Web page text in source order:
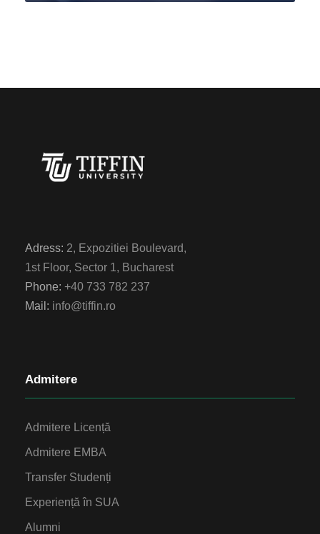
Adress: 2, Expozitiei Boulevard,
1st Floor, Sector 1, Bucharest
Phone: +40 733 782 237
Mail: info@tiffin.ro
Admitere
Admitere Licență
Admitere EMBA
Transfer Studenți
Experiență în SUA
Alumni